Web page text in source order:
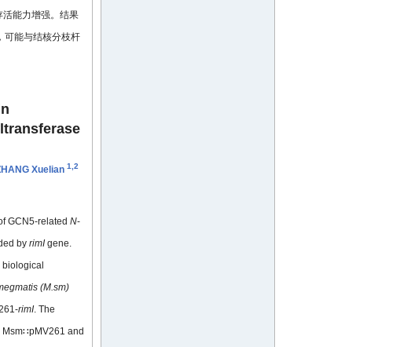
能力增强。结果
可能与结核分枝杆
Xuelian 1,2
GCN5-related N-
by rimIgene.
(M.sm)
rimI. The
and